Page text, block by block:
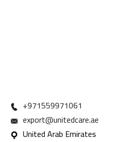
971559971061+
export@unitedcare.ae
United Arab Emirates